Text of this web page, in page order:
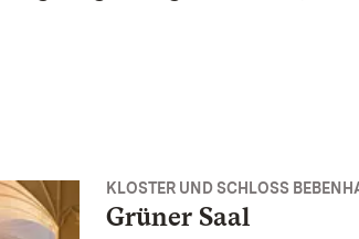
KLOSTER UND SCHLOSS
Grüner Saal